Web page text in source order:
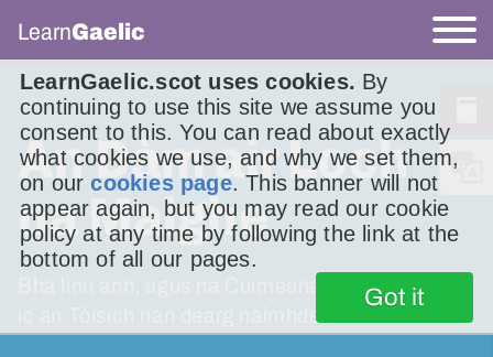
LearnGaelic.scot uses cookies. By
continuing to use this site we assume you
consent to this. You can read about exactly
what cookies we use, and why we set them,
on ourcookies page. This banner will not
appear again, but you may read our cookie
policy at any time by following the link at the
bottom of all our pages.
Got it
LearnGaelic
An Dàm air Loch
na Maighe
Bha linn ann, agus na Cuimeanaich is Clann ?
ic an Tòisich nan dearg nàimhdean do chèile.